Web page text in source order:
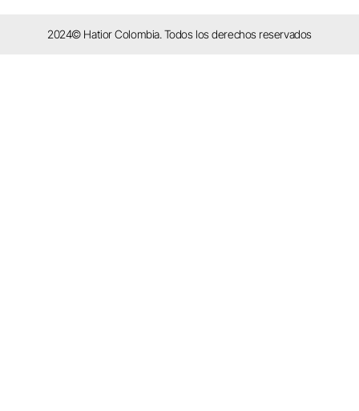
2024© Hatior Colombia. Todos los derechos reservados